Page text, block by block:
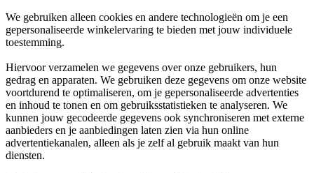
We gebruiken alleen cookies en andere technologieën om je een
gepersonaliseerde winkelervaring te bieden met jouw individuele
toestemming.
Hiervoor verzamelen we gegevens over onze gebruikers, hun
gedrag en apparaten. We gebruiken deze gegevens om onze website
voortdurend te optimaliseren, om je gepersonaliseerde advertenties
en inhoud te tonen en om gebruiksstatistieken te analyseren. We
kunnen jouw gecodeerde gegevens ook synchroniseren met externe
aanbieders en je aanbiedingen laten zien via hun online
advertentiekanalen, alleen als je zelf al gebruik maakt van hun
diensten.